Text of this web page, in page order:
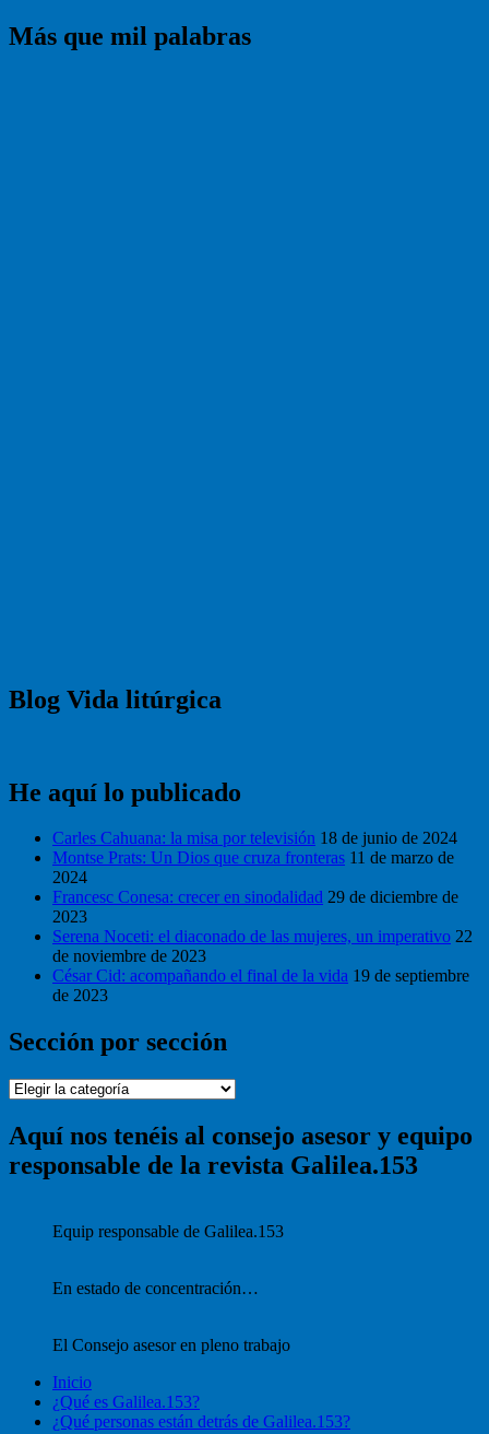
Más que mil palabras
Blog Vida litúrgica
He aquí lo publicado
Carles Cahuana: la misa por televisión 18 de junio de 2024
Montse Prats: Un Dios que cruza fronteras 11 de marzo de
2024
Francesc Conesa: crecer en sinodalidad 29 de diciembre de
2023
Serena Noceti: el diaconado de las mujeres, un imperativo 22
de noviembre de 2023
César Cid: acompañando el final de la vida 19 de septiembre
de 2023
Sección por sección
Sección
sección
Aquí nos tenéis al consejo asesor y equipo
responsable de la revista Galilea.153
Equip responsable de Galilea.153
En estado de concentración…
El Consejo asesor en pleno trabajo
Inicio
¿Qué es Galilea.153?
¿Qué personas están detrás de Galilea.153?